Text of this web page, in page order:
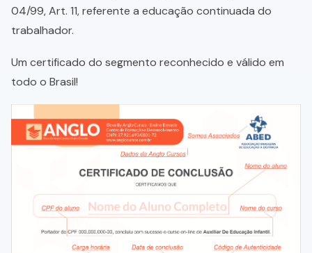
04/99, Art. 11, referente a educação continuada do
trabalhador.
Um certificado do segmento reconhecido e válido em
todo o Brasil!